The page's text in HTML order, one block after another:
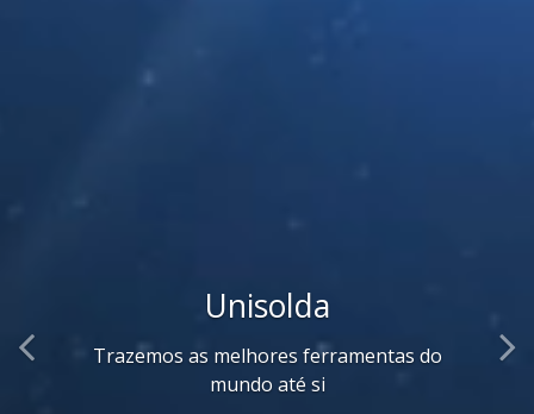
Chaves de Impacto
Conheça as nossas novidades